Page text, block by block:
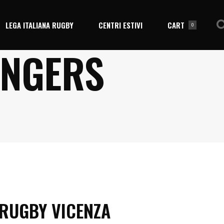
LEGA ITALIANA RUGBY CENTRI ESTIVI CART 0
No products in the cart.
VICENZA